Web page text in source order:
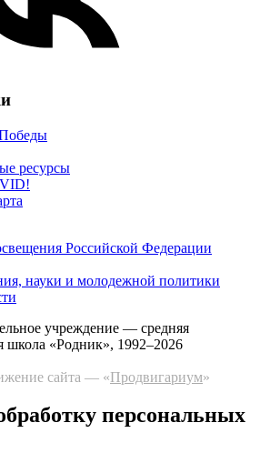
ресурсы
учреждение — средняя
школа «Родник», 1992–2026
сайта — «Продвигариум»
персональных